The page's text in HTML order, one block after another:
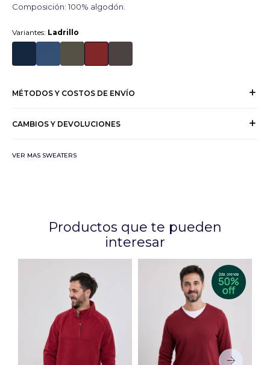
Composición: 100% algodón.
Variantes: Ladrillo
MÉTODOS Y COSTOS DE ENVÍO
CAMBIOS Y DEVOLUCIONES
VER MAS SWEATERS
Productos que te pueden
interesar